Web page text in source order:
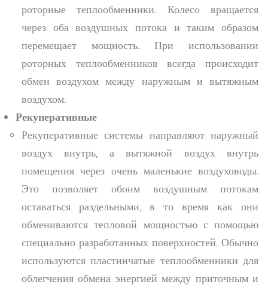
роторные теплообменники. Колесо вращается
через оба воздушных потока и таким образом
перемещает мощность. При использовании
роторных теплообменников всегда происходит
обмен воздухом между наружным и вытяжным
воздухом.
Рекуперативные
Рекуперативные системы направляют наружный
воздух внутрь, а вытяжной воздух внутрь
помещения через очень маленькие воздуховоды.
Это позволяет обоим воздушным потокам
оставаться раздельными, в то время как они
обмениваются тепловой мощностью с помощью
специально разработанных поверхностей. Обычно
используются пластинчатые теплообменники для
облегчения обмена энергией между приточным и